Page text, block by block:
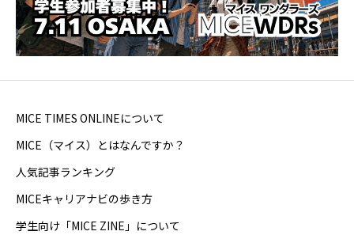
MICE TIMES ONLINEについて
MICE（マイス）とはなんですか？
人気記事ランキング
MICEキャリアナビの歩き方
学生向け「MICE ZINE」について